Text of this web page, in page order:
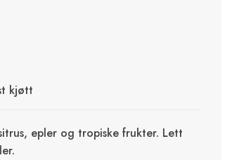
kjøtt
epler og tropiske frukter. Lett